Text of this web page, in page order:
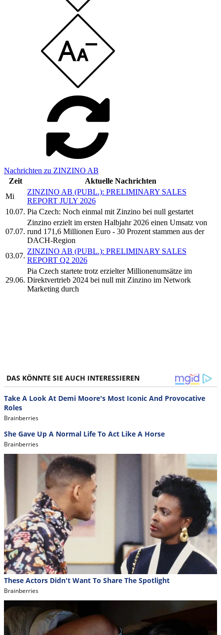
Nachrichten zu ZINZINO AB
Zeit
Aktuelle Nachrichten
Mi
ZINZINO AB (PUBL.): PRELIMINARY SALES
REPORT JULY 2026
10.07. Pia Czech: Noch einmal mit Zinzino bei null gestartet
07.07.
Zinzino erzielt im ersten Halbjahr 2026 einen Umsatz von
rund 171,6 Millionen Euro - 30 Prozent stammen aus der
DACH-Region
03.07.
ZINZINO AB (PUBL.): PRELIMINARY SALES
REPORT Q2 2026
29.06.
Pia Czech startete trotz erzielter Millionenumsätze im
Direktvertrieb 2024 bei null mit Zinzino im Network
Marketing durch